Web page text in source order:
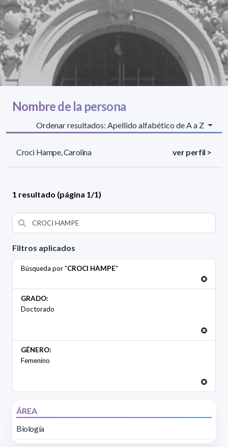
Filtros aplicados
Búsqueda por "CROCI HAMPE"
GRADO:
Doctorado
GÉNERO:
Femenino
ÁREA
Biología
Nombre de la persona
Ordenar resultados: Apellido alfabético de A a Z
Croci Hampe, Carolina ver perfil >
1 resultado (página 1/1)